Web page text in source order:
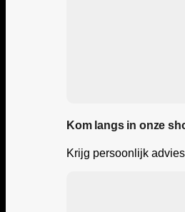
Kom langs in onze
Krijg persoonlijk advies